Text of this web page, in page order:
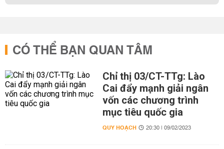
CÓ THỂ BẠN QUAN TÂM
Chỉ thị 03/CT-TTg: Lào
Cai đẩy mạnh giải ngân
vốn các chương trình
mục tiêu quốc gia
QUY HOẠCH 20:30 | 09/02/2023